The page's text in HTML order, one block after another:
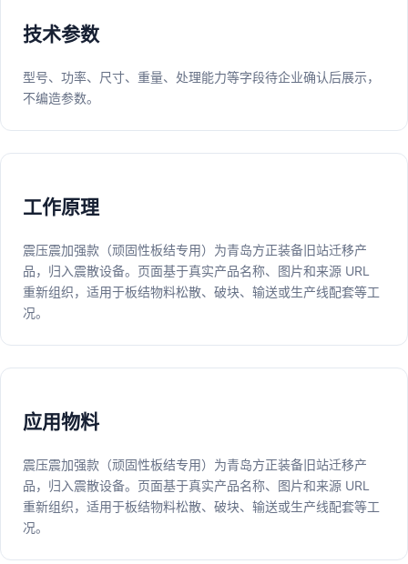
技术参数
型号、功率、尺寸、重量、处理能力等字段待企业确认后展示，
不编造参数。
工作原理
震压震加强款（顽固性板结专用）为青岛方正装备旧站迁移产
品，归入震散设备。页面基于真实产品名称、图片和来源 URL
重新组织，适用于板结物料松散、破块、输送或生产线配套等工
况。
应用物料
震压震加强款（顽固性板结专用）为青岛方正装备旧站迁移产
品，归入震散设备。页面基于真实产品名称、图片和来源 URL
重新组织，适用于板结物料松散、破块、输送或生产线配套等工
况。